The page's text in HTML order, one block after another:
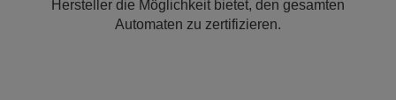
Hersteller die Möglichkeit bietet, den gesamten
Automaten zu zertifizieren.